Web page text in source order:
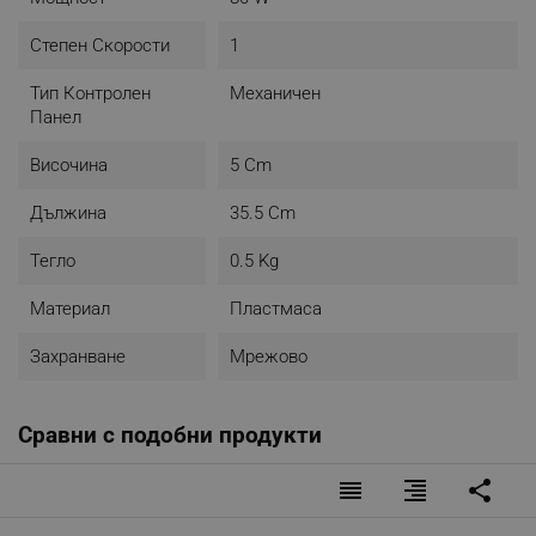
Степен Скорости 1
Тип Контролен
Панел
Механичен
Височина 5 Cm
Дължина 35.5 Cm
Тегло 0.5 Kg
Материал Пластмаса
Захранване Мрежово
Сравни с подобни продукти
reorder format_align_right share